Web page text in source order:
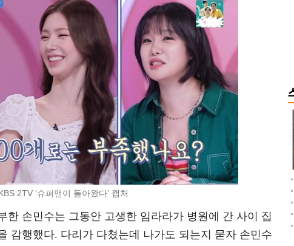
2TV ‘슈퍼맨이 돌아왔다’ 캡처
한 손민수는 그동안 고생한 임라라가 병원에 간 사이 집
감행했다. 다리가 다쳤는데 나가도 되는지 묻자 손민수